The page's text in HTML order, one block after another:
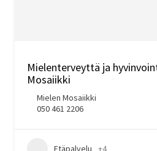
Mielenterveyttä ja
Mosaiikki
Mielen Mosaiikki
050 461 2206
Etäpalvelu +4